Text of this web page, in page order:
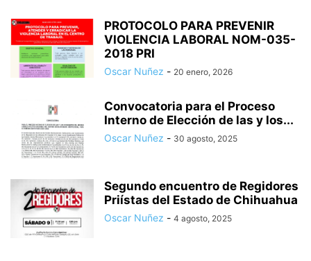
PROTOCOLO PARA PREVENIR
VIOLENCIA LABORAL NOM-035-
2018 PRI
Oscar Nuñez - 20 enero, 2026
Convocatoria para el Proceso
Interno de Elección de las y los...
Oscar Nuñez - 30 agosto, 2025
Segundo encuentro de Regidores
Priístas del Estado de Chihuahua
Oscar Nuñez - 4 agosto, 2025